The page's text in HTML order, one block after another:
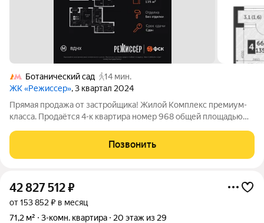
Ботанический сад
14 мин.
ЖК «Режиссер», 3 квартал 2024
Прямая продажа от застройщика! Жилой Комплекс премиум-
класса. Продаётся 4-к квартира номер 968 общей площадью
Мастер-зона с гардеробной. Просторное место для отдыха и
удобного хранения
Позвонить
42 827 512₽
от 153 852 ₽ в месяц
71,2 м²
3-комн. квартира 20 этаж из 29